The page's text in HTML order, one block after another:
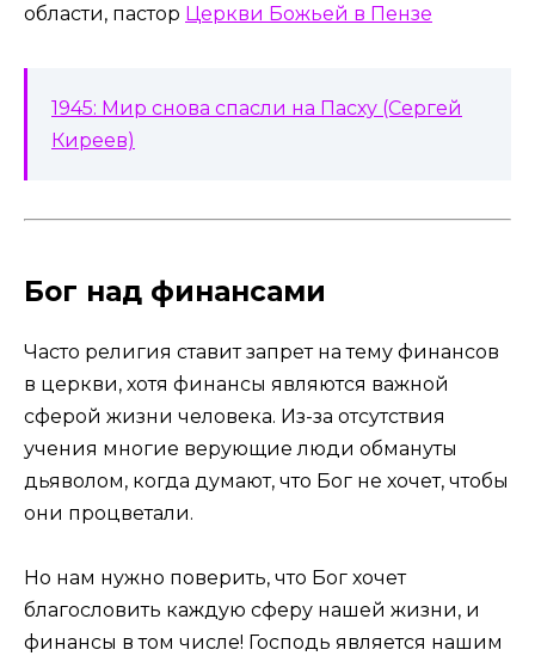
области, пастор Церкви Божьей в Пензе
1945: Мир снова спасли на Пасху (Сергей
Киреев)
Бог над финансами
Часто религия ставит запрет на тему финансов
в церкви, хотя финансы являются важной
сферой жизни человека. Из-за отсутствия
учения многие верующие люди обмануты
дьяволом, когда думают, что Бог не хочет, чтобы
они процветали.
Но нам нужно поверить, что Бог хочет
благословить каждую сферу нашей жизни, и
финансы в том числе! Господь является нашим